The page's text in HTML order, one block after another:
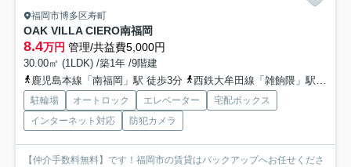
福岡市博多区寿町
OAK VILLA CIERO南福岡
8.4万円 管理/共益費5,000円
30.00㎡ (1LDK) /築1年 /9階建
鹿児島本線「南福岡」駅 徒歩3分
西鉄大牟田線「雑餉隈」駅 徒歩9分
駐輪場 オートロック エレベーター
宅配ボックス
インターネット対応
防犯カメラ
【仲介手数料無料】です！福岡市の賃貸はバックアップへお任せくださ